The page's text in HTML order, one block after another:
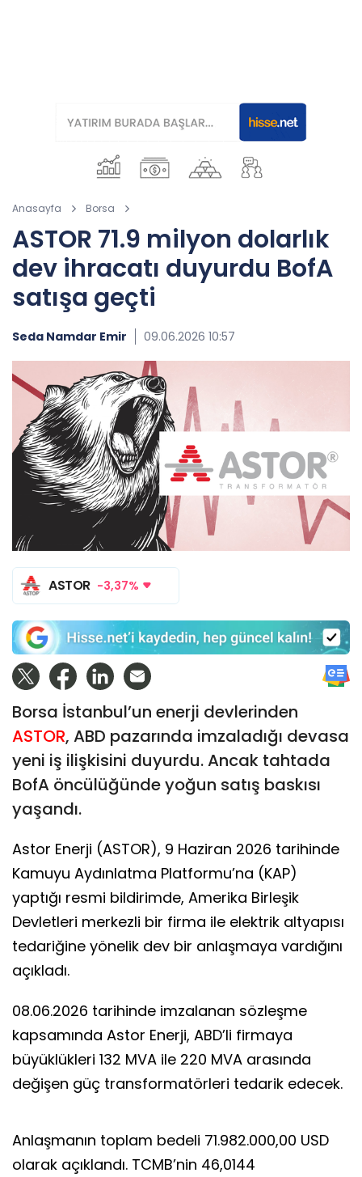
Anasayfa Borsa
ASTOR 71.9 milyon dolarlık
dev ihracatı duyurdu BofA
satışa geçti
Seda Namdar Emir 09.06.2026 10:57
ASTOR -3,37%
Borsa İstanbul’un enerji devlerinden
ASTOR, ABD pazarında imzaladığı devasa
yeni iş ilişkisini duyurdu. Ancak tahtada
BofA öncülüğünde yoğun satış baskısı
yaşandı.
Astor Enerji (ASTOR), 9 Haziran 2026 tarihinde
Kamuyu Aydınlatma Platformu’na (KAP)
yaptığı resmi bildirimde, Amerika Birleşik
Devletleri merkezli bir firma ile elektrik altyapısı
tedariğine yönelik dev bir anlaşmaya vardığını
açıkladı.
08.06.2026 tarihinde imzalanan sözleşme
kapsamında Astor Enerji, ABD’li firmaya
büyüklükleri 132 MVA ile 220 MVA arasında
değişen güç transformatörleri tedarik edecek.
Anlaşmanın toplam bedeli 71.982.000,00 USD
olarak açıklandı. TCMB’nin 46,0144